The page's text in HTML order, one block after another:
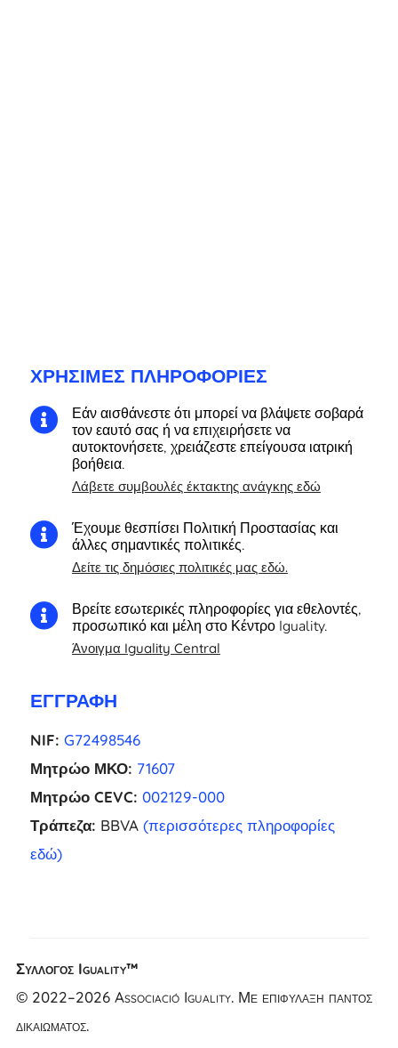
ΧΡΉΣΙΜΕΣ ΠΛΗΡΟΦΟΡΊΕΣ

Εάν αισθάνεστε ότι μπορεί να βλάψετε σοβαρά
τον εαυτό σας ή να επιχειρήσετε να
αυτοκτονήσετε, χρειάζεστε επείγουσα ιατρική
βοήθεια.
Λάβετε συμβουλές έκτακτης ανάγκης εδώ

Έχουμε θεσπίσει Πολιτική Προστασίας και
άλλες σημαντικές πολιτικές.
Δείτε τις δημόσιες πολιτικές μας εδώ.

Βρείτε εσωτερικές πληροφορίες για εθελοντές,
προσωπικό και μέλη στο Κέντρο Iguality.
Άνοιγμα Iguality Central
ΕΓΓΡΑΦΉ
NIF: G72498546
Μητρώο ΜΚΟ: 71607
Μητρώο CEVC: 002129-000
Τράπεζα: BBVA (περισσότερες πληροφορίες
εδώ)
Σύλλογος Iguality™
© 2022–2026 Associació Iguality. Με επιφύλαξη παντός
δικαιώματος.